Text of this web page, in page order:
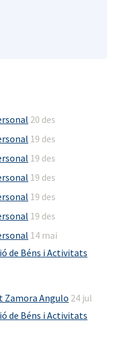
20 des
19 des
19 des
19 des
19 des
19 des
14 mai
de Béns i Activitats
Zamora Angulo 24 jul
de Béns i Activitats